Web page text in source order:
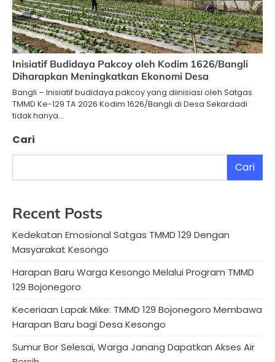
Inisiatif Budidaya Pakcoy oleh Kodim 1626/Bangli
Diharapkan Meningkatkan Ekonomi Desa
Bangli – Inisiatif budidaya pakcoy yang diinisiasi oleh Satgas
TMMD Ke-129 TA 2026 Kodim 1626/Bangli di Desa Sekardadi
tidak hanya…
Cari
Cari
Recent Posts
Kedekatan Emosional Satgas TMMD 129 Dengan
Masyarakat Kesongo
Harapan Baru Warga Kesongo Melalui Program TMMD
129 Bojonegoro
Keceriaan Lapak Mike: TMMD 129 Bojonegoro Membawa
Harapan Baru bagi Desa Kesongo
Sumur Bor Selesai, Warga Janang Dapatkan Akses Air